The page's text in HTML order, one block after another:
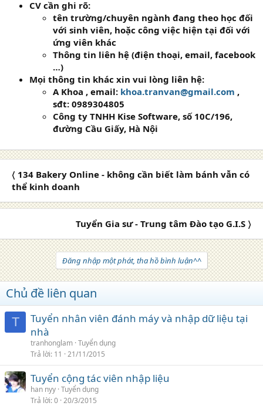
CV cần ghi rõ:
tên trường/chuyên ngành đang theo học đối
với sinh viên, hoặc công việc hiện tại đối với
ứng viên khác
Thông tin liên hệ (điện thoại, email, facebook
…)
Mọi thông tin khác xin vui lòng liên hệ:
A Khoa , email: khoa.tranvan@gmail.com ,
sđt: 0989304805
Công ty TNHH Kise Software, số 10C/196,
đường Cầu Giấy, Hà Nội
〈 134 Bakery Online - không cần biết làm bánh vẫn có
thể kinh doanh
Tuyển Gia sư - Trung tâm Đào tạo G.I.S 〉
Đăng nhập một phát, tha hồ bình luận^^
Chủ đề liên quan
T
Tuyển nhân viên đánh máy và nhập dữ liệu tại
nhà
tranhonglam Tuyển dụng
Trả lời 11 21/11/2015
Tuyển cộng tác viên nhập liệu
han nyy Tuyển dụng
Trả lời 0 20/3/2015